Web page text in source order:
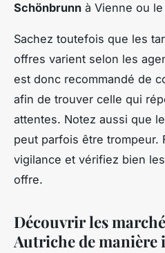
Schönbrunn à Vienne ou le
Sachez toutefois que les
offres varient selon les
est donc recommandé de
afin de trouver celle qui
attentes. Notez aussi que
peut parfois être trompeur.
vigilance et vérifiez bien
offre.
Découvrir les
Autriche de manière